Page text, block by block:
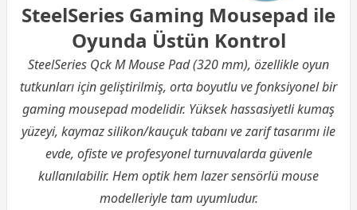
SteelSeries Gaming Mousepad ile
Oyunda Üstün Kontrol
SteelSeries Qck M Mouse Pad (320 mm), özellikle oyun
tutkunları için geliştirilmiş, orta boyutlu ve fonksiyonel bir
gaming mousepad modelidir. Yüksek hassasiyetli kumaş
yüzeyi, kaymaz silikon/kauçuk tabanı ve zarif tasarımı ile
evde, ofiste ve profesyonel turnuvalarda güvenle
kullanılabilir. Hem optik hem lazer sensörlü mouse
modelleriyle tam uyumludur.